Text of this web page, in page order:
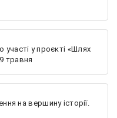
у проєкті «Шлях
травня
на вершину історії.